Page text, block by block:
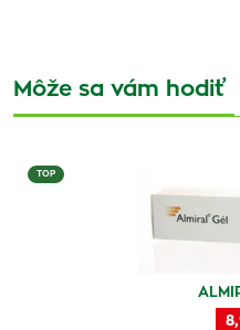
Môže sa vám hodiť
TOP